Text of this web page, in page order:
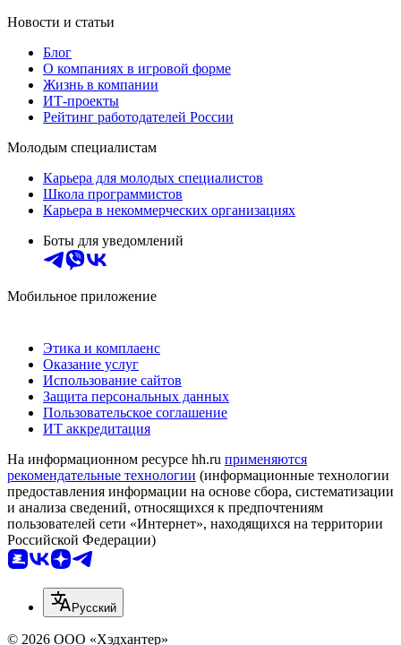
Новости и статьи
Блог
О компаниях в игровой форме
Жизнь в компании
ИТ-проекты
Рейтинг работодателей России
Молодым специалистам
Карьера для молодых специалистов
Школа программистов
Карьера в некоммерческих организациях
Боты для уведомлений
Мобильное приложение
Этика и комплаенс
Оказание услуг
Использование сайтов
Защита персональных данных
Пользовательское соглашение
ИТ аккредитация
На информационном ресурсе hh.ru применяются
рекомендательные технологии (информационные технологии
предоставления информации на основе сбора, систематизации
и анализа сведений, относящихся к предпочтениям
пользователей сети «Интернет», находящихся на территории
Российской Федерации)
Русский
© 2026 ООО «Хэдхантер»